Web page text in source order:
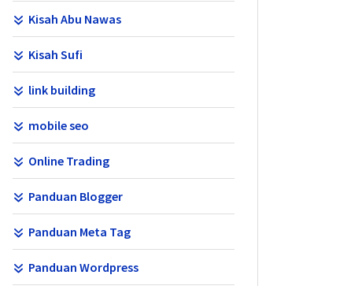
Kisah Abu Nawas
Kisah Sufi
link building
mobile seo
Online Trading
Panduan Blogger
Panduan Meta Tag
Panduan Wordpress